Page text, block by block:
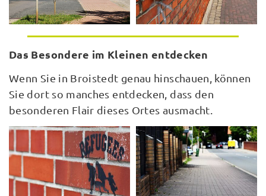
Das Besondere im Kleinen entdecken
Wenn Sie in Broistedt genau hinschauen, können
Sie dort so manches entdecken, dass den
besonderen Flair dieses Ortes ausmacht.